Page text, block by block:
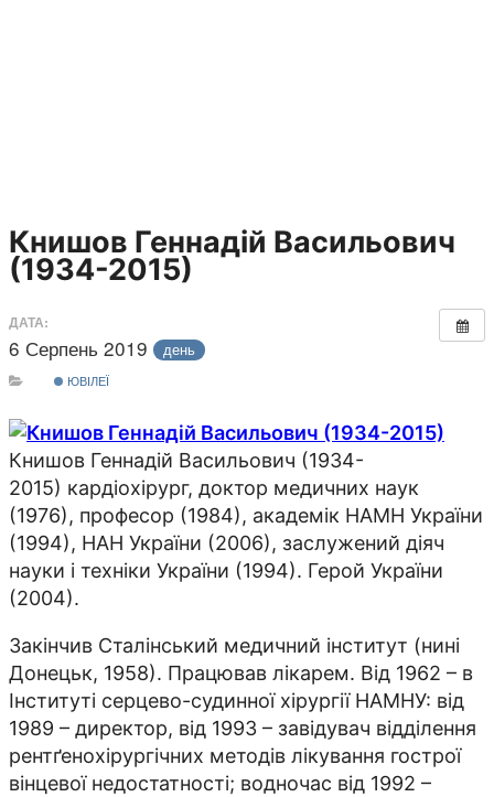
Книшов Геннадій Васильович
(1934-2015)
ДАТА:
6 Серпень 2019 день
ЮВІЛЕЇ
Книшов Геннадій Васильович (1934-
2015) кардіохірург, доктор медичних наук
(1976), професор (1984), академік НАМН України
(1994), НАН України (2006), заслужений діяч
науки і техніки України (1994). Герой України
(2004).
Закінчив Сталінський медичний інститут (нині
Донецьк, 1958). Працював лікарем. Від 1962 – в
Інституті серцево-судинної хірургії НАМНУ: від
1989 – директор, від 1993 – завідувач відділення
рентґенохірургічних методів лікування гострої
вінцевої недостатності; водночас від 1992 –